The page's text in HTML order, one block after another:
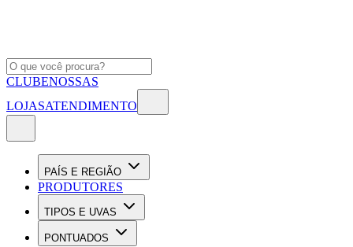
CLUBENOSSAS
LOJASATENDIMENTO
PAÍS E REGIÃO
PRODUTORES
TIPOS E UVAS
PONTUADOS